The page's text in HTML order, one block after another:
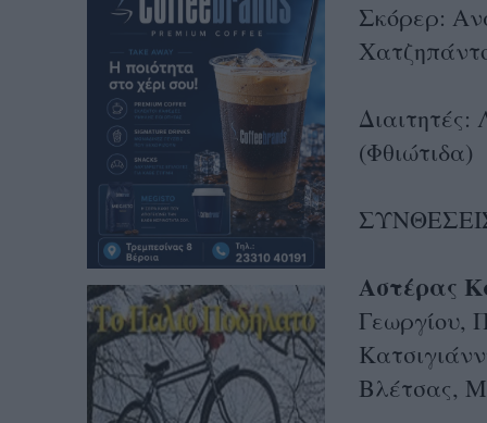
Σκόρερ:
(Φθιώτιδα)
Αστέρας
Γεωργίου,
Βλέτσας,